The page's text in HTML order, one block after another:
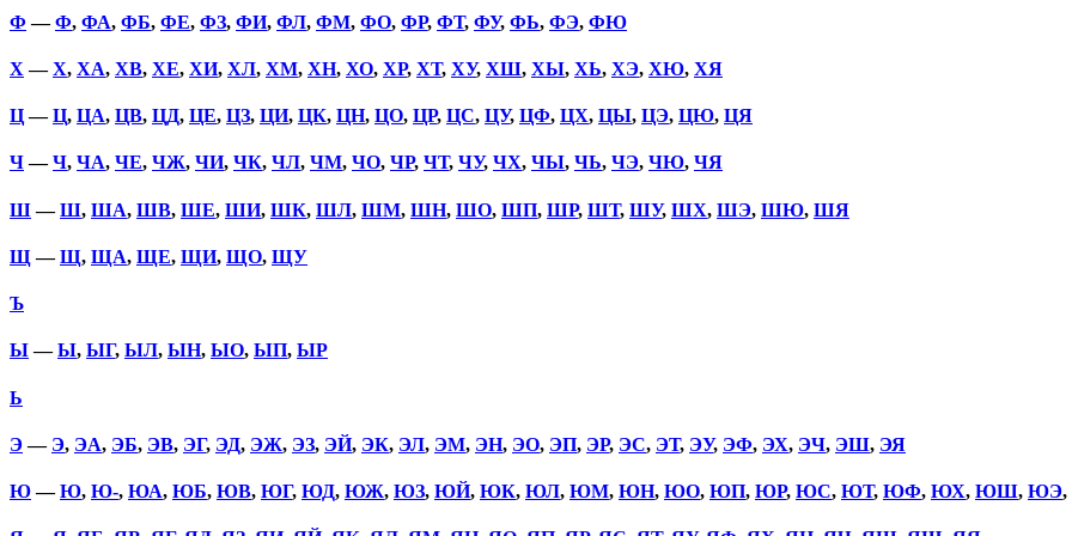
Ф —Ф, ФА, ФБ, ФЕ, ФЗ, ФИ, ФЛ, ФМ, ФО, ФР, ФТ, ФУ, ФЬ, ФЭ, ФЮ
Х —Х, ХА, ХВ, ХЕ, ХИ, ХЛ, ХМ, ХН, ХО, ХР, ХТ, ХУ, ХШ, ХЫ, ХЬ, ХЭ, ХЮ, ХЯ
Ц—Ц, ЦА, ЦВ, ЦД, ЦЕ, ЦЗ, ЦИ, ЦК, ЦН, ЦО, ЦР, ЦС, ЦУ, ЦФ, ЦХ, ЦЫ, ЦЭ, ЦЮ, ЦЯ
Ч—Ч, ЧА, ЧЕ, ЧЖ, ЧИ, ЧК, ЧЛ, ЧМ, ЧО, ЧР, ЧТ, ЧУ, ЧХ, ЧЫ, ЧЬ, ЧЭ, ЧЮ, ЧЯ
Ш—Ш, ША, ШВ, ШЕ, ШИ, ШК, ШЛ, ШМ, ШН, ШО, ШП, ШР, ШТ, ШУ, ШХ, ШЭ, ШЮ, ШЯ
Щ —Щ, ЩА, ЩЕ, ЩИ, ЩО, ЩУ
Ъ
Ы—Ы, ЫГ, ЫЛ, ЫН, ЫО, ЫП, ЫР
Ь
Э— Э, ЭА, ЭБ, ЭВ, ЭГ, ЭД, ЭЖ, ЭЗ, ЭЙ, ЭК, ЭЛ, ЭМ, ЭН, ЭО, ЭП, ЭР, ЭС, ЭТ, ЭУ, ЭФ, ЭХ, ЭЧ, ЭШ, ЭЯ
Ю—Ю, Ю-, ЮА, ЮБ, ЮВ, ЮГ, ЮД, ЮЖ, ЮЗ, ЮЙ, ЮК, ЮЛ, ЮМ, ЮН, ЮО, ЮП, ЮР, ЮС, ЮТ, ЮФ, ЮХ, ЮШ, ЮЭ,